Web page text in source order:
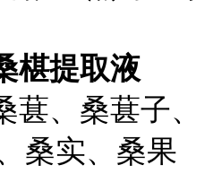
椹提取液
葚、桑葚子、
桑实、桑果